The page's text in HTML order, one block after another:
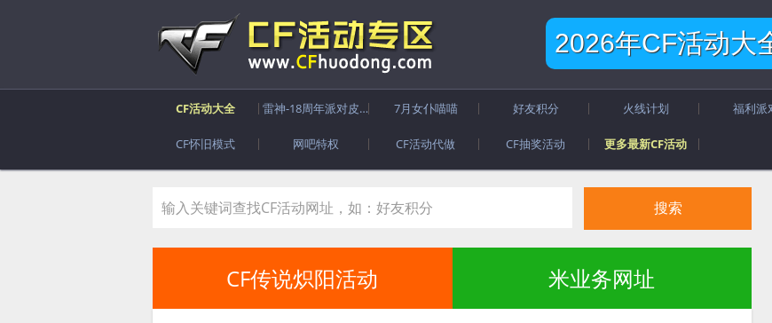
2026年CF活动大
CF活动大全 雷神-18周年派对皮肤 7月女仆喵喵 好友积分 火线计划 福利派
CF怀旧模式 网吧特权 CF活动代做 CF抽奖活动 更多最新CF活动
CF传说炽阳活动 米业务网址